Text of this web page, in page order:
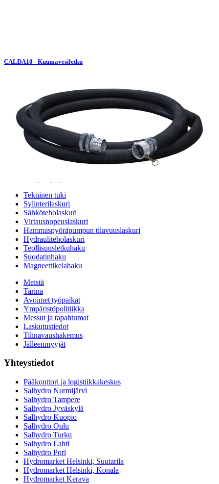
CALDA10 - Kuumavesiletku
Suunnitteluratkaisut
Hydrauliikkaletkut
Erikoisletkut
Kokoonpano ja räätälöinti
Päävarasto
Digitaaliset tilauskanavat
Myymälät
Palveluvarastot
Ennakoiva kartoitus
Tekninen tuki
Sylinterilaskuri
Sähköteholaskuri
Virtausnopeuslaskuri
Hammaspyöräpumpun tilavuuslaskuri
Hydrauliteholaskuri
Teollisuusletkuhaku
Suodatinhaku
Magneettikelahaku
Meistä
Tarina
Avoimet työpaikat
Ympäristöpolitiikka
Messut ja tapahtumat
Laskutustiedot
Tilinavaushakemus
Jälleenmyyjät
Yhteystiedot
Pääkonttori ja logistiikkakeskus
Salhydro Nurmijärvi
Salhydro Tampere
Salhydro Jyväskylä
Salhydro Kuopio
Salhydro Oulu
Salhydro Turku
Salhydro Lahti
Salhydro Pori
Hydromarket Helsinki, Suutarila
Hydromarket Helsinki, Konala
Hydromarket Kerava